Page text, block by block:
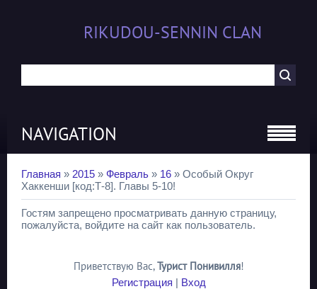
RIKUDOU-SENNIN CLAN
NAVIGATION
Главная » 2015 » Февраль » 16 » Особый Округ
Хаккенши [код:Т-8]. Главы 5-10!
Гостям запрещено просматривать данную страницу,
пожалуйста, войдите на сайт как пользователь.
Приветствую Вас,Турист Понивилля!
Регистрация | Вход